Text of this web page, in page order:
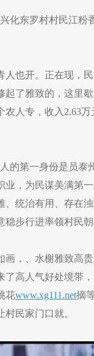
东罗村村民江粉
也开。正在现，民
了雅致的，这里
人专，收入2.63
第一身份是员泰
，为民谋美满第
统治有用、存在
稳步行进率领村民
，、水榭雅致高贵
高人气好处境带
花www.xg111.net摘
民家门口就。